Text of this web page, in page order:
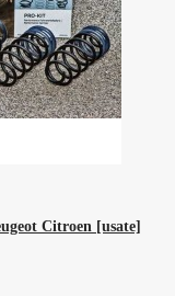
Citroen [usate]